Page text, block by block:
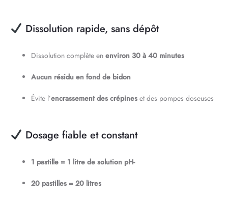
Dissolution rapide, sans dépôt
Dissolution complète en environ 30 à 40 minutes
Aucun résidu en fond de bidon
Évite l’encrassement des crépines et des pompes doseuses
Dosage fiable et constant
1 pastille = 1 litre de solution pH-
20 pastilles = 20 litres